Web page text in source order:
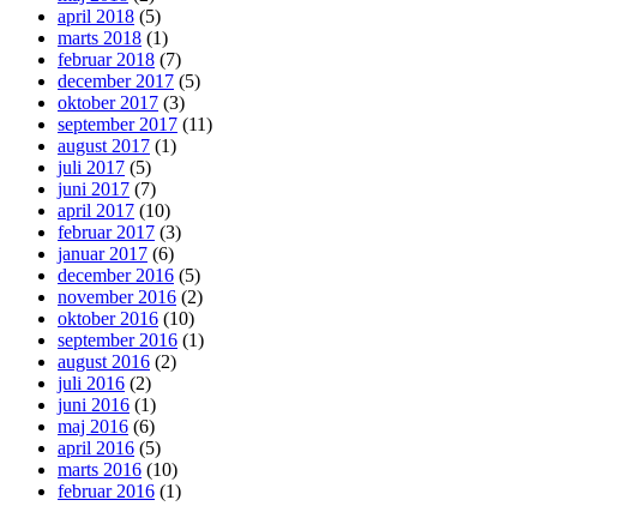
april 2018 (5)
marts 2018 (1)
februar 2018 (7)
december 2017 (5)
oktober 2017 (3)
september 2017 (11)
august 2017 (1)
juli 2017 (5)
juni 2017 (7)
april 2017 (10)
februar 2017 (3)
januar 2017 (6)
december 2016 (5)
november 2016 (2)
oktober 2016 (10)
september 2016 (1)
august 2016 (2)
juli 2016 (2)
juni 2016 (1)
maj 2016 (6)
april 2016 (5)
marts 2016 (10)
februar 2016 (1)